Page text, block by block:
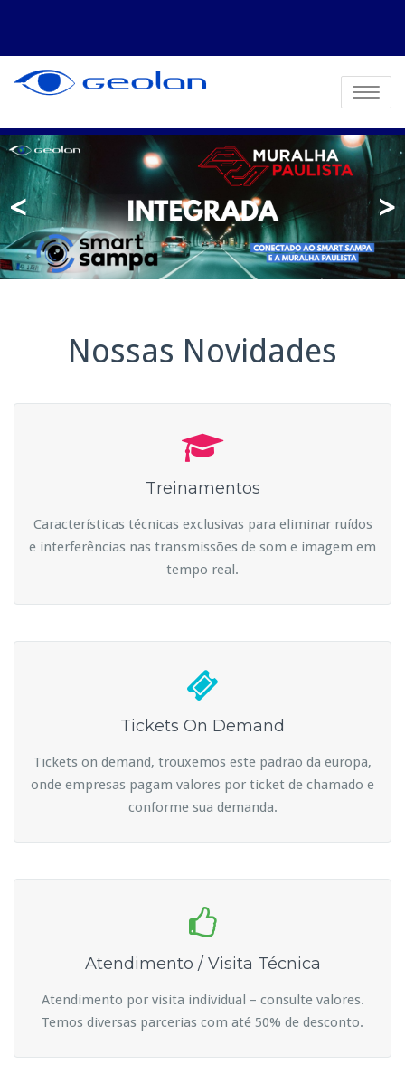
Toggle
< >
Nossas Novidades
Treinamentos
Características técnicas exclusivas para eliminar ruídos
e interferências nas transmissões de som e imagem em
tempo real.
Tickets On Demand
Tickets on demand, trouxemos este padrão da europa,
onde empresas pagam valores por ticket de chamado e
conforme sua demanda.
Atendimento / Visita Técnica
Atendimento por visita individual – consulte valores.
Temos diversas parcerias com até 50% de desconto.